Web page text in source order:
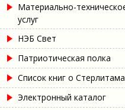
Материально-
услуг
НЭБ Свет
Патриотическая полка
Список книг о
Электронный каталог